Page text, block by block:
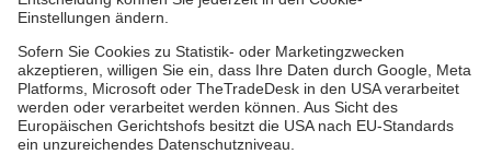
Rettungsprofis ab 18 Jahren: Beim großen „Tag der
Potsdam zusammen. Die besten Erste-Hilfe-Kräfte
unserer Landesverbände zeigten in realitätsnahen
Unfallsituationen ihre ausgezeichnete Ausbildung und
professionelle Arbeitsweise. „Es motiviert unheimlich,